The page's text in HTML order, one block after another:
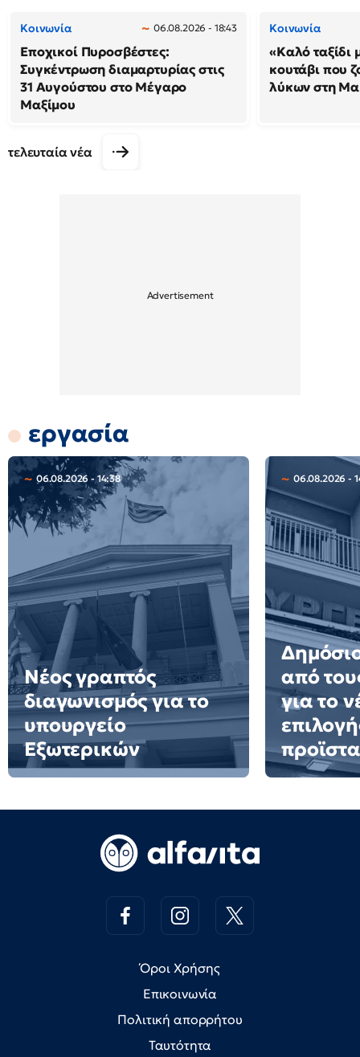
Κοινωνία 06.08.2026 - 18:43
Εποχικοί Πυροσβέστες:
Συγκέντρωση διαμαρτυρίας στις
31 Αυγούστου στο Μέγαρο
Μαξίμου
Κοινωνία
«Καλό ταξίδι
κουτάβι που
λύκων στη
τελευταία νέα
εργασία
06.08.2026 - 14:38
Νέος γραπτός
διαγωνισμός για το
υπουργείο
Εξωτερικών
06.08.2026 -
από
για το
Όροι Χρήσης
Επικοινωνία
Πολιτική απορρήτου
Ταυτότητα